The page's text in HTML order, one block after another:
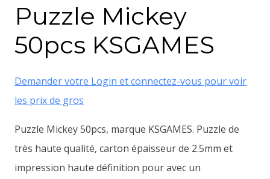
Puzzle Mickey
50pcs KSGAMES
Demander votre Login et connectez-vous pour voir
les prix de gros
Puzzle Mickey 50pcs, marque KSGAMES. Puzzle de
très haute qualité, carton épaisseur de 2.5mm et
impression haute définition pour avec un